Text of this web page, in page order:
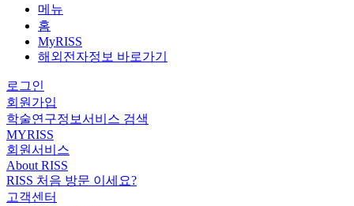
메뉴
홈
MyRISS
해외전자정보 바로가기
로그인
회원가입
학술연구정보서비스 검색
MYRISS
회원서비스
About RISS
RISS 처음 방문 이세요?
고객센터